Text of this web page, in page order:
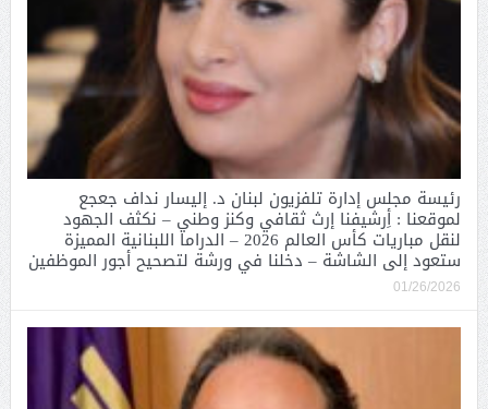
رئيسة مجلس إدارة تلفزيون لبنان د. إليسار نداف جعجع
لموقعنا : أِرشيفنا إرث ثقافي وكنز وطني – نكثف الجهود
لنقل مباريات كأس العالم 2026 – الدراما اللبنانية المميزة
ستعود إلى الشاشة – دخلنا في ورشة لتصحيح أجور الموظفين
01/26/2026